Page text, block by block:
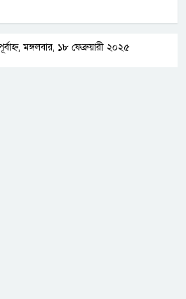
মঙ্গলবার, ১৮ ফেব্রুয়ারী ২০২৫